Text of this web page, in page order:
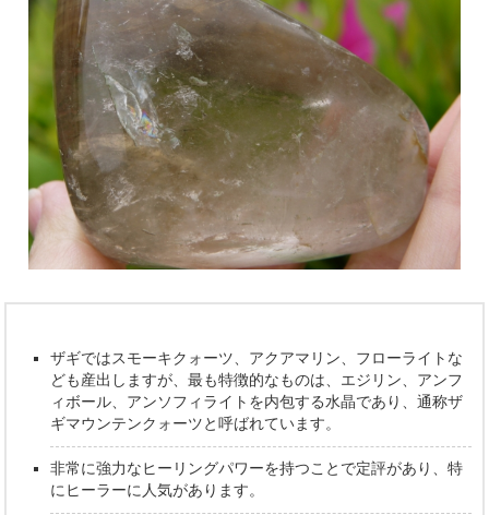
ザギではスモーキクォーツ、アクアマリン、フローライトな
ども産出しますが、最も特徴的なものは、エジリン、アンフ
ィボール、アンソフィライトを内包する水晶であり、通称ザ
ギマウンテンクォーツと呼ばれています。
非常に強力なヒーリングパワーを持つことで定評があり、特
にヒーラーに人気があります。